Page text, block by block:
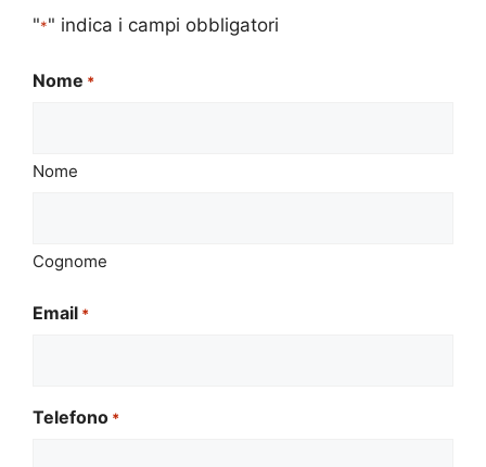
"*" indica i campi obbligatori
Nome *
Nome
Cognome
Email *
Telefono *